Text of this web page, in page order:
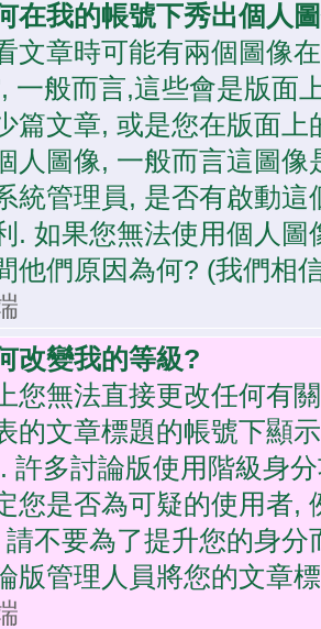
在我的帳號下秀出個人
文章時可能有兩個圖像
一般而言,這些會是版面
篇文章, 或是您在版面
人圖像, 一般而言這圖
統管理員, 是否有啟動
. 如果您無法使用個人
他們原因為何? (我們相
改變我的等級?
您無法直接更改任何有
的文章標題的帳號下顯
許多討論版使用階級身
您是否為可疑的使用者,
不要為了提升您的身
版管理人員將您的文章